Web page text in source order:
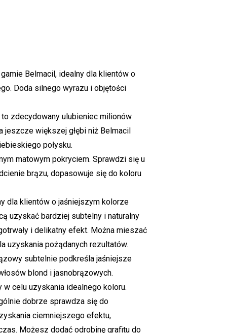
Belmacil, idealny dla klientów o
Doda silnego wyrazu i objętości
zdecydowany ulubieniec milionów
jeszcze większej głębi niż Belmacil
połysku.
matowym pokryciem. Sprawdzi się u
brązu, dopasowuje się do koloru
dla klientów o jaśniejszym kolorze
uzyskać bardziej subtelny i naturalny
i delikatny efekt. Można mieszać
uzyskania pożądanych rezultatów.
subtelnie podkreśla jaśniejsze
blond i jasnobrązowych.
celu uzyskania idealnego koloru.
dobrze sprawdza się do
ciemniejszego efektu,
Możesz dodać odrobinę grafitu do